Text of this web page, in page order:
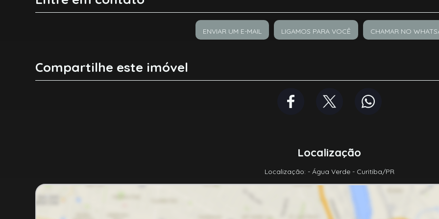
ENVIAR UM E-MAIL LIGAMOS PARA VOCÊ CHAMAR NO
Compartilhe este imóvel
Localização
Localização: - Água Verde - Curitiba/PR